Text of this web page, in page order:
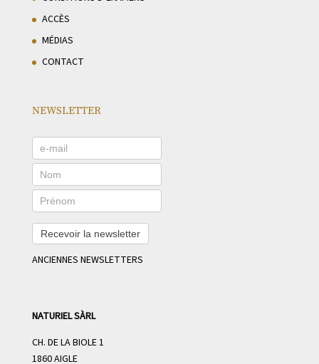
ACCÈS
MÉDIAS
CONTACT
NEWSLETTER
Recevoir la newsletter
ANCIENNES NEWSLETTERS
NATURIEL SÀRL
CH. DE LA BIOLE 1
1860 AIGLE